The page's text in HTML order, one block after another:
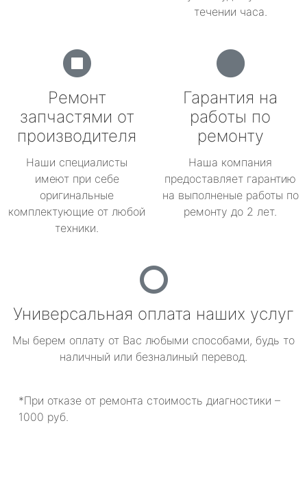
течении часа.
Ремонт
запчастями от
производителя
Наши специалисты
имеют при себе
оригинальные
комплектующие от любой
техники.
Гарантия на
работы по
ремонту
Наша компания
предоставляет гарантию
на выполненые работы по
ремонту до 2 лет.
Универсальная оплата наших услуг
Мы берем оплату от Вас любыми способами, будь то
наличный или безналиный перевод.
*При отказе от ремонта стоимость диагностики –
1000 руб.